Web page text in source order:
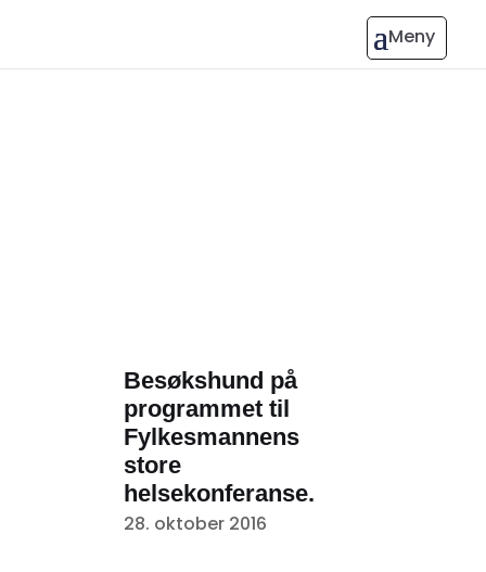
Besøkshund på
programmet til
Fylkesmannens
store
helsekonferanse.
28. oktober 2016